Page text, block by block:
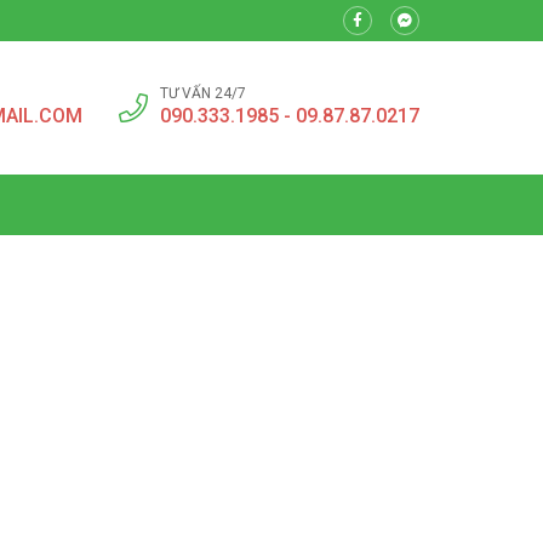
TƯ VẤN 24/7
090.333.1985 - 09.87.87.0217